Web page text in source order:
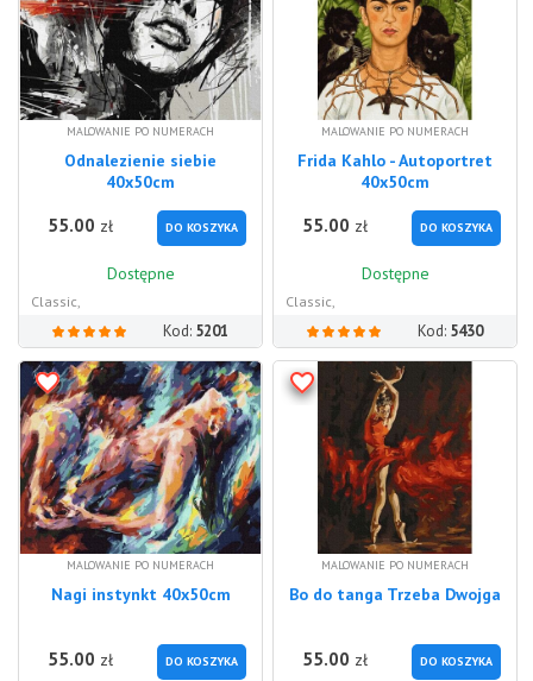
MALOWANIE PO NUMERACH
Odnalezienie siebie
40x50cm
55.00 zł DO KOSZYKA
Dostępne
Classic,
Kod: 5201
MALOWANIE PO NUMERACH
Frida Kahlo - Autoportret
40x50cm
55.00 zł DO KOSZYKA
Dostępne
Classic,
Kod: 5430
MALOWANIE PO NUMERACH
Nagi instynkt 40x50cm
55.00 zł DO KOSZYKA
MALOWANIE PO NUMERACH
Bo do tanga Trzeba Dwojga
55.00 zł DO KOSZYKA